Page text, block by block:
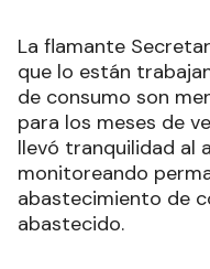
La flamante
que lo están
de consumo son
para los meses de
llevó tranquilidad al
monitoreando
abastecimiento de
abastecido.